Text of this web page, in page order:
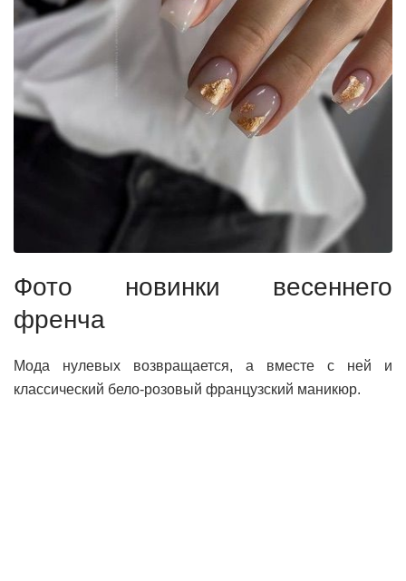
Фото новинки весеннего
френча
Мода нулевых возвращается, а вместе с ней и
классический бело-розовый французский маникюр.